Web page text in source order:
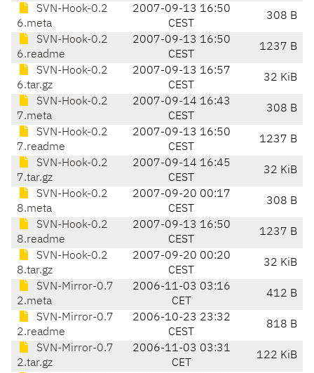
SVN-Hook-0.2
6.meta
2007-09-13 16:50
CEST
308 B
SVN-Hook-0.2
6.readme
2007-09-13 16:50
CEST
1237 B
SVN-Hook-0.2
6.tar.gz
2007-09-13 16:57
CEST
32 KiB
SVN-Hook-0.2
7.meta
2007-09-14 16:43
CEST
308 B
SVN-Hook-0.2
7.readme
2007-09-13 16:50
CEST
1237 B
SVN-Hook-0.2
7.tar.gz
2007-09-14 16:45
CEST
32 KiB
SVN-Hook-0.2
8.meta
2007-09-20 00:17
CEST
308 B
SVN-Hook-0.2
8.readme
2007-09-13 16:50
CEST
1237 B
SVN-Hook-0.2
8.tar.gz
2007-09-20 00:20
CEST
32 KiB
SVN-Mirror-0.7
2.meta
2006-11-03 03:16
CET
412 B
SVN-Mirror-0.7
2.readme
2006-10-23 23:32
CEST
818 B
SVN-Mirror-0.7
2.tar.gz
2006-11-03 03:31
CET
122 KiB